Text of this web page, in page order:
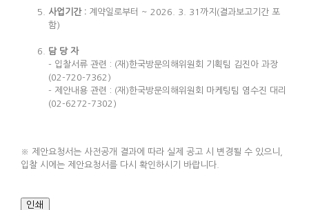
사업기간 :계약일로부터 ~ 2026. 3. 31까지(결과보고기간 포
함)
담 당 자
- 입찰서류 관련 : (재)한국방문의해위원회 기획팀 김진아 과장
(02-720-7362)
- 제안내용 관련 : (재)한국방문의해위원회 마케팅팀 염수진 대리
(02-6272-7302)
※ 제안요청서는 사전공개 결과에 따라 실제 공고 시 변경될 수 있으니,
입찰 시에는 제안요청서를 다시 확인하시기 바랍니다.
인쇄